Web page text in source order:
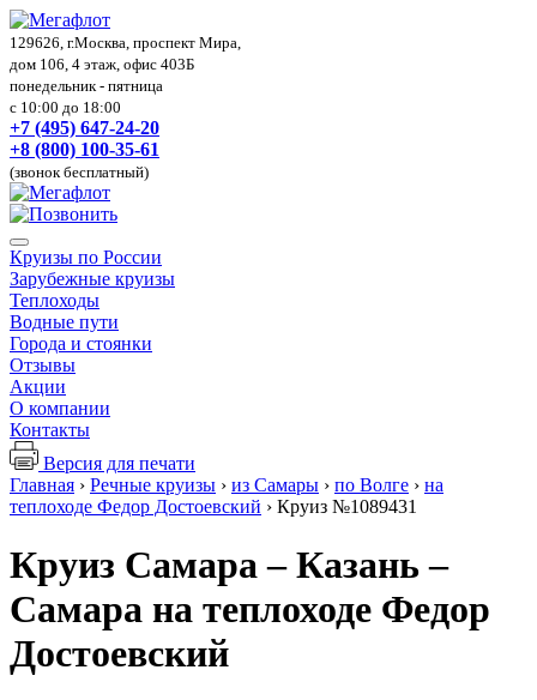
129626, г.Москва, проспект Мира,
дом 106, 4 этаж, офис 403Б
понедельник - пятница
с 10:00 до 18:00
+7 (495) 647-24-20
+8 (800) 100-35-61
(звонок бесплатный)
Круизы по России
Зарубежные круизы
Теплоходы
Водные пути
Города и стоянки
Отзывы
Акции
О компании
Контакты
Версия для печати
Главная › Речные круизы › из Самары › по Волге › на
теплоходе Федор Достоевский › Круиз №1089431
Круиз Самара – Казань –
Самара на теплоходе Федор
Достоевский